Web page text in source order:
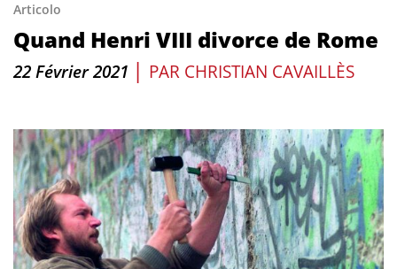
Articolo
Quand Henri VIII divorce de Rome
22 Février 2021 | PAR CHRISTIAN CAVAILLÈS